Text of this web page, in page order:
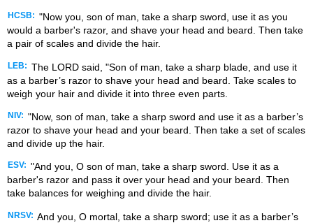
HCSB: "Now you, son of man, take a sharp sword, use it as you
would a barber's razor, and shave your head and beard. Then take
a pair of scales and divide the hair.
LEB: The LORD said, "Son of man, take a sharp blade, and use it
as a barber’s razor to shave your head and beard. Take scales to
weigh your hair and divide it into three even parts.
NIV: "Now, son of man, take a sharp sword and use it as a barber’s
razor to shave your head and your beard. Then take a set of scales
and divide up the hair.
ESV: "And you, O son of man, take a sharp sword. Use it as a
barber's razor and pass it over your head and your beard. Then
take balances for weighing and divide the hair.
NRSV: And you, O mortal, take a sharp sword; use it as a barber’s